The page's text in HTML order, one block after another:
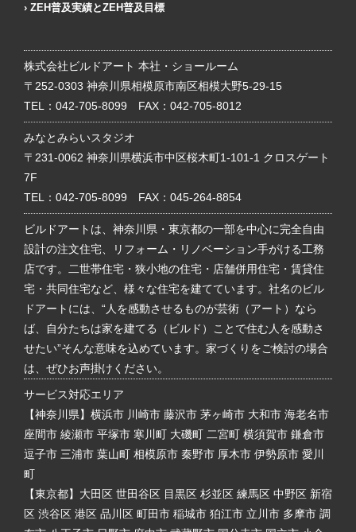
ZEH普及実績とZEH普及目標
株式会社ビルドアート 本社・ショールーム
〒252-0303 神奈川県相模原市南区相模大野5-29-15
TEL： 042-705-8099 FAX：042-705-8012
みなとみらいスタジオ
〒231-0062 神奈川県横浜市中区桜木町1-101-1 クロスゲート
7F
TEL： 042-705-8099 FAX：045-264-8854
ビルドアートは、神奈川県・東京都の一部を中心に完全自由
設計の注文住宅、リフォーム・リノベーション手がける工務
店です。二世帯住宅・狭小地の住宅・店舗併用住宅・賃貸住
宅・共同住宅など、様々な住宅を建てています。社名のビル
ドアートには、“人を感動させるものが芸術（アート）なら
ば、自分たちは家を建てる（ビルド）ことで住む人を感動さ
せたい”そんな意味を込めています。家づくりをご検討の場合
は、ぜひお声掛けください。
サービス対応エリア
【神奈川県】横浜市 川崎市 藤沢市 茅ヶ崎市 大和市 海老名市
座間市 綾瀬市 平塚市 寒川町 大磯町 二宮町 横須賀市 鎌倉市
逗子市 三浦市 葉山町 相模原市 秦野市 厚木市 伊勢原市 愛川
町
【東京都】大田区 世田谷区 目黒区 杉並区 練馬区 中野区 新宿
区 渋谷区 港区 品川区 町田市 稲城市 狛江市 立川市 多摩市 調